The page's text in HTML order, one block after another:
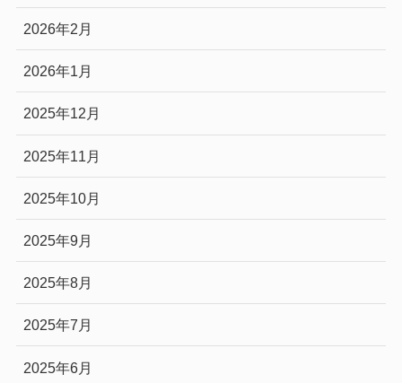
2026年2月
2026年1月
2025年12月
2025年11月
2025年10月
2025年9月
2025年8月
2025年7月
2025年6月